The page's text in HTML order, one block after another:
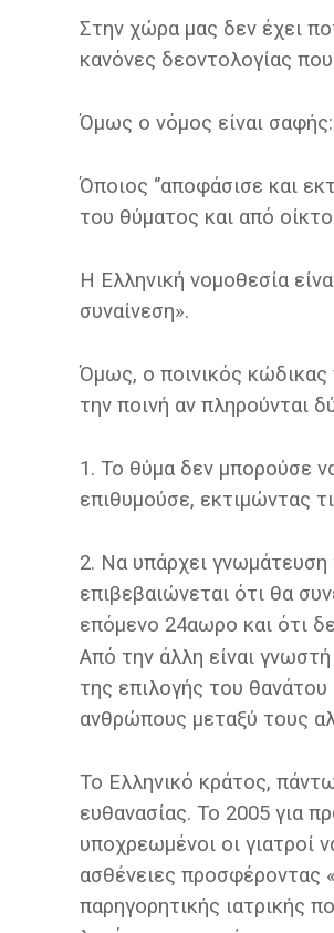
Στην χώρα μας δεν έχει
κανόνες δεοντολογίας
Όμως ο νόμος είναι σαφής:
Όποιος ‘’αποφάσισε και
του θύματος και από οίκτο
Η Ελληνική νομοθεσία
συναίνεση».
Όμως, ο ποινικός κώδικας
την ποινή αν πληρούνται
1. Το θύμα δεν μπορούσε
επιθυμούσε, εκτιμώντας
2. Να υπάρχει γνωμάτευση
επιβεβαιώνεται ότι θα
επόμενο 24αωρο και ότι
Από την άλλη είναι
της επιλογής του
ανθρώπους μεταξύ τους
Το Ελληνικό κράτος,
ευθανασίας. Το 2005 για
υποχρεωμένοι οι
ασθένειες προσφέροντας
παρηγορητικής ιατρικής